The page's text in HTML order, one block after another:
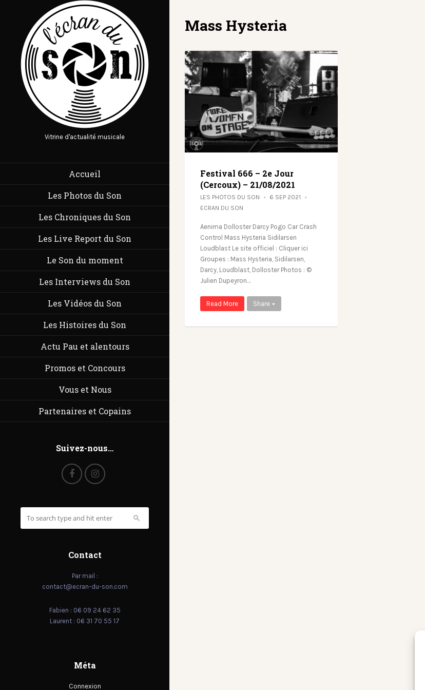
Vitrine d'actualité musicale
Accueil
Les Photos du Son
Les Chroniques du Son
Les Live Report du Son
Le Son du moment
Les Interviews du Son
Les Vidéos du Son
Les Histoires du Son
Actu Pau et alentours
Promos et Concours
Vous et Nous
Partenaires et Copains
Suivez-nous…
Contact
Par mail :
contact@ecran-du-son.com
Fabien : 06 09 24 62 35
Laurent : 06 31 70 55 17
Méta
Connexion
Mass Hysteria
Festival 666 – 2e Jour
(Cercoux) – 21/08/2021
LES PHOTOS DU SON
6 SEP 2021
ECRAN DU SON
Aenima Dolloster Darcy Pogo Car Crash
Control Mass Hysteria Sidilarsen
Loudblast Le site officiel : Cliquer ici
Groupes : Mass Hysteria, Sidilarsen,
Darcy, Loudblast, Dolloster Photos : ©
Julien Dupeyron…
Read More Share